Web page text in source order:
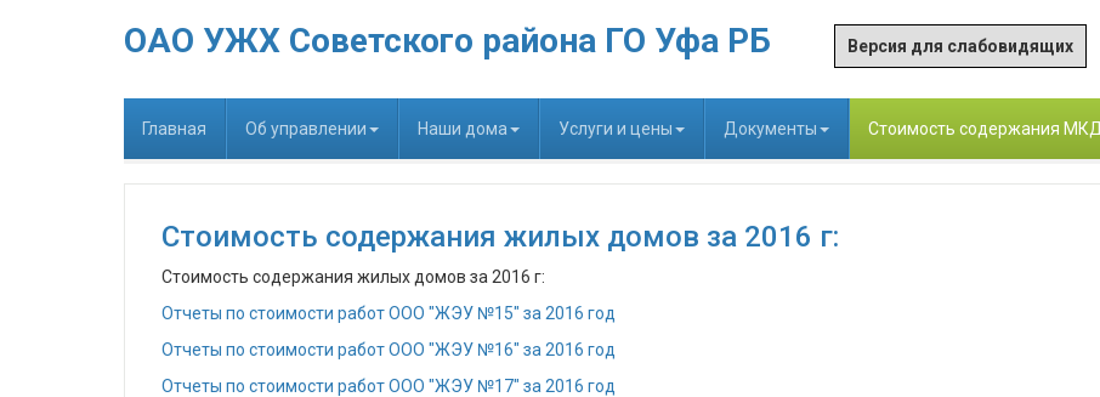
ОАО УЖХ Советского района ГО Уфа РБ Версия для слабовидящих
Главная Об управлении Наши дома Услуги и цены Документы Стоимость содержания МКД
Стоимость содержания жилых домов за 2016 г:
Стоимость содержания жилых домов за 2016 г:
Отчеты по стоимости работ ООО "ЖЭУ №15" за 2016 год
Отчеты по стоимости работ ООО "ЖЭУ №16" за 2016 год
Отчеты по стоимости работ ООО "ЖЭУ №17" за 2016 год